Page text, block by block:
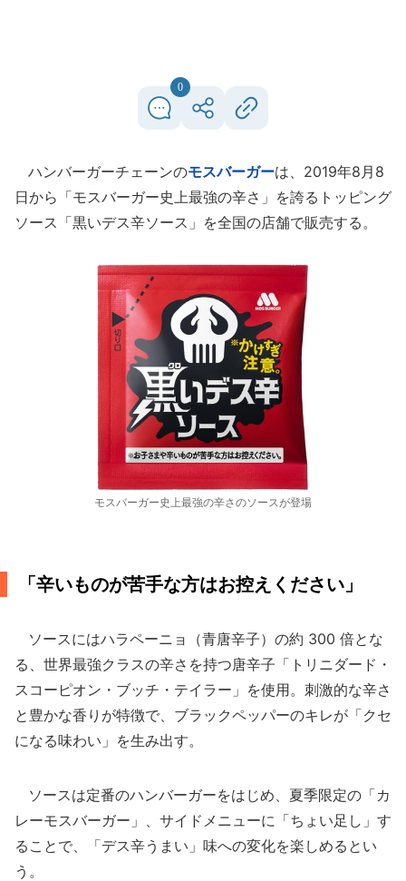
0
ハンバーガーチェーンのモスバーガーは、2019年8月8
日から「モスバーガー史上最強の辛さ」を誇るトッピング
ソース「黒いデス辛ソース」を全国の店舗で販売する。
モスバーガー史上最強の辛さのソースが登場
「辛いものが苦手な方はお控えください」
ソースにはハラペーニョ（青唐辛子）の約 300 倍とな
る、世界最強クラスの辛さを持つ唐辛子「トリニダード・
スコーピオン・ブッチ・テイラー」を使用。刺激的な辛さ
と豊かな香りが特徴で、ブラックペッパーのキレが「クセ
になる味わい」を生み出す。
ソースは定番のハンバーガーをはじめ、夏季限定の「カ
レーモスバーガー」、サイドメニューに「ちょい足し」す
ることで、「デス辛うまい」味への変化を楽しめるとい
う。